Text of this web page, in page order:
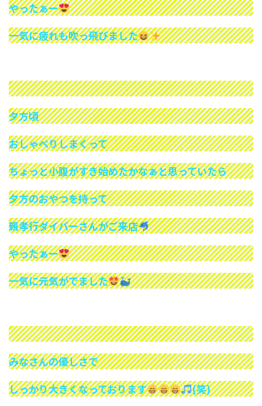
やったぁー
一気に疲れも吹っ飛びました
夕方頃
おしゃべりしまくって
ちょっと小腹がすき始めたかなぁと思っていたら
夕方のおやつを持って
親孝行ダイバーさんがご来店
やったぁー
一気に元気がでました
みなさんの優しさで
しっかり大きくなっております
(笑)